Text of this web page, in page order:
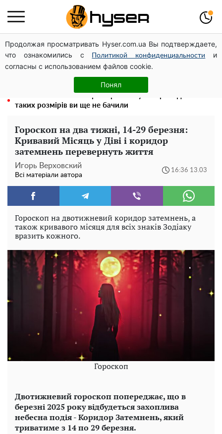
Продолжая просматривать Hyser.com.ua Вы подтверждаете,
что ознакомились с
Политикой конфиденциальности
и
согласны с использованием файлов cookie.
Понял
На стадіоні «Спартак» у Києві відбувся товариський
матч між командами посольств США та Франції
Олена Тополя злив відео – це далеко не все: фронтмен
"Антитіла" Тарас Тополя став наступним
таких розмірів ви ще не бачили
Гороскоп на два тижні, 14-29 березня:
Кривавий Місяць у Діві і коридор
затемнень перевернуть життя
Игорь Верховский
Всі матеріали автора
16:36 13.03
Гороскоп на двотижневий коридор затемнень, а
також кривавого місяця для всіх знаків Зодіаку
вразить кожного.
Гороскоп
Двотижневий гороскоп попереджає, що в
березні 2025 року відбудеться захоплива
небесна подія - Коридор Затемнень, який
триватиме з 14 по 29 березня.